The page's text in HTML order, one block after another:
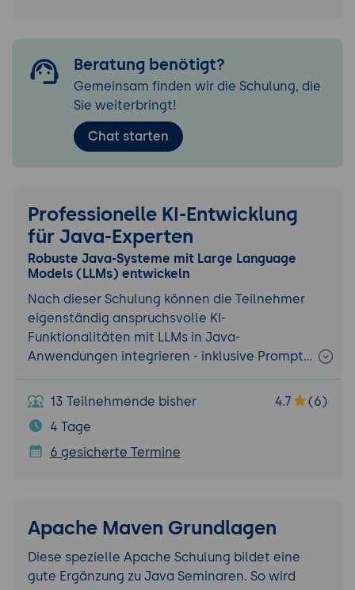
Beratung benötigt?
Gemeinsam finden wir die Schulung, die
Sie weiterbringt!
Chat starten
Professionelle KI-Entwicklung
für Java-Experten
Robuste Java-Systeme mit Large Language
Models (LLMs) entwickeln
Nach dieser Schulung können die Teilnehmer
eigenständig anspruchsvolle KI-
Funktionalitäten mit LLMs in Java-
Anwendungen integrieren - inklusive Prompt…
13 Teilnehmende bisher 4.7
(6)
4 Tage
6 gesicherte Termine
Apache Maven Grundlagen
Diese spezielle Apache Schulung bildet eine
gute Ergänzung zu Java Seminaren. So wird